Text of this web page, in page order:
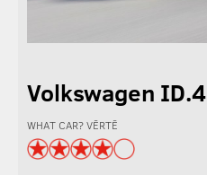
Volkswagen ID.4
WHAT CAR? VĒRTĒ